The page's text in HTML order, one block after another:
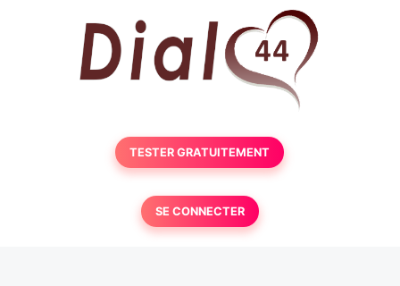
TESTER GRATUITEMENT
SE CONNECTER